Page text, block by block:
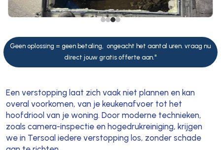
Geen oplossing = geen betaling, ongeacht het aantal uren. vraag nu
direct jouw gratis offerte aan."
Een verstopping laat zich vaak niet plannen en kan
overal voorkomen, van je keukenafvoer tot het
hoofdriool van je woning. Door moderne technieken,
zoals camera-inspectie en hogedrukreiniging, krijgen
we in Tersoal iedere verstopping los, zonder schade